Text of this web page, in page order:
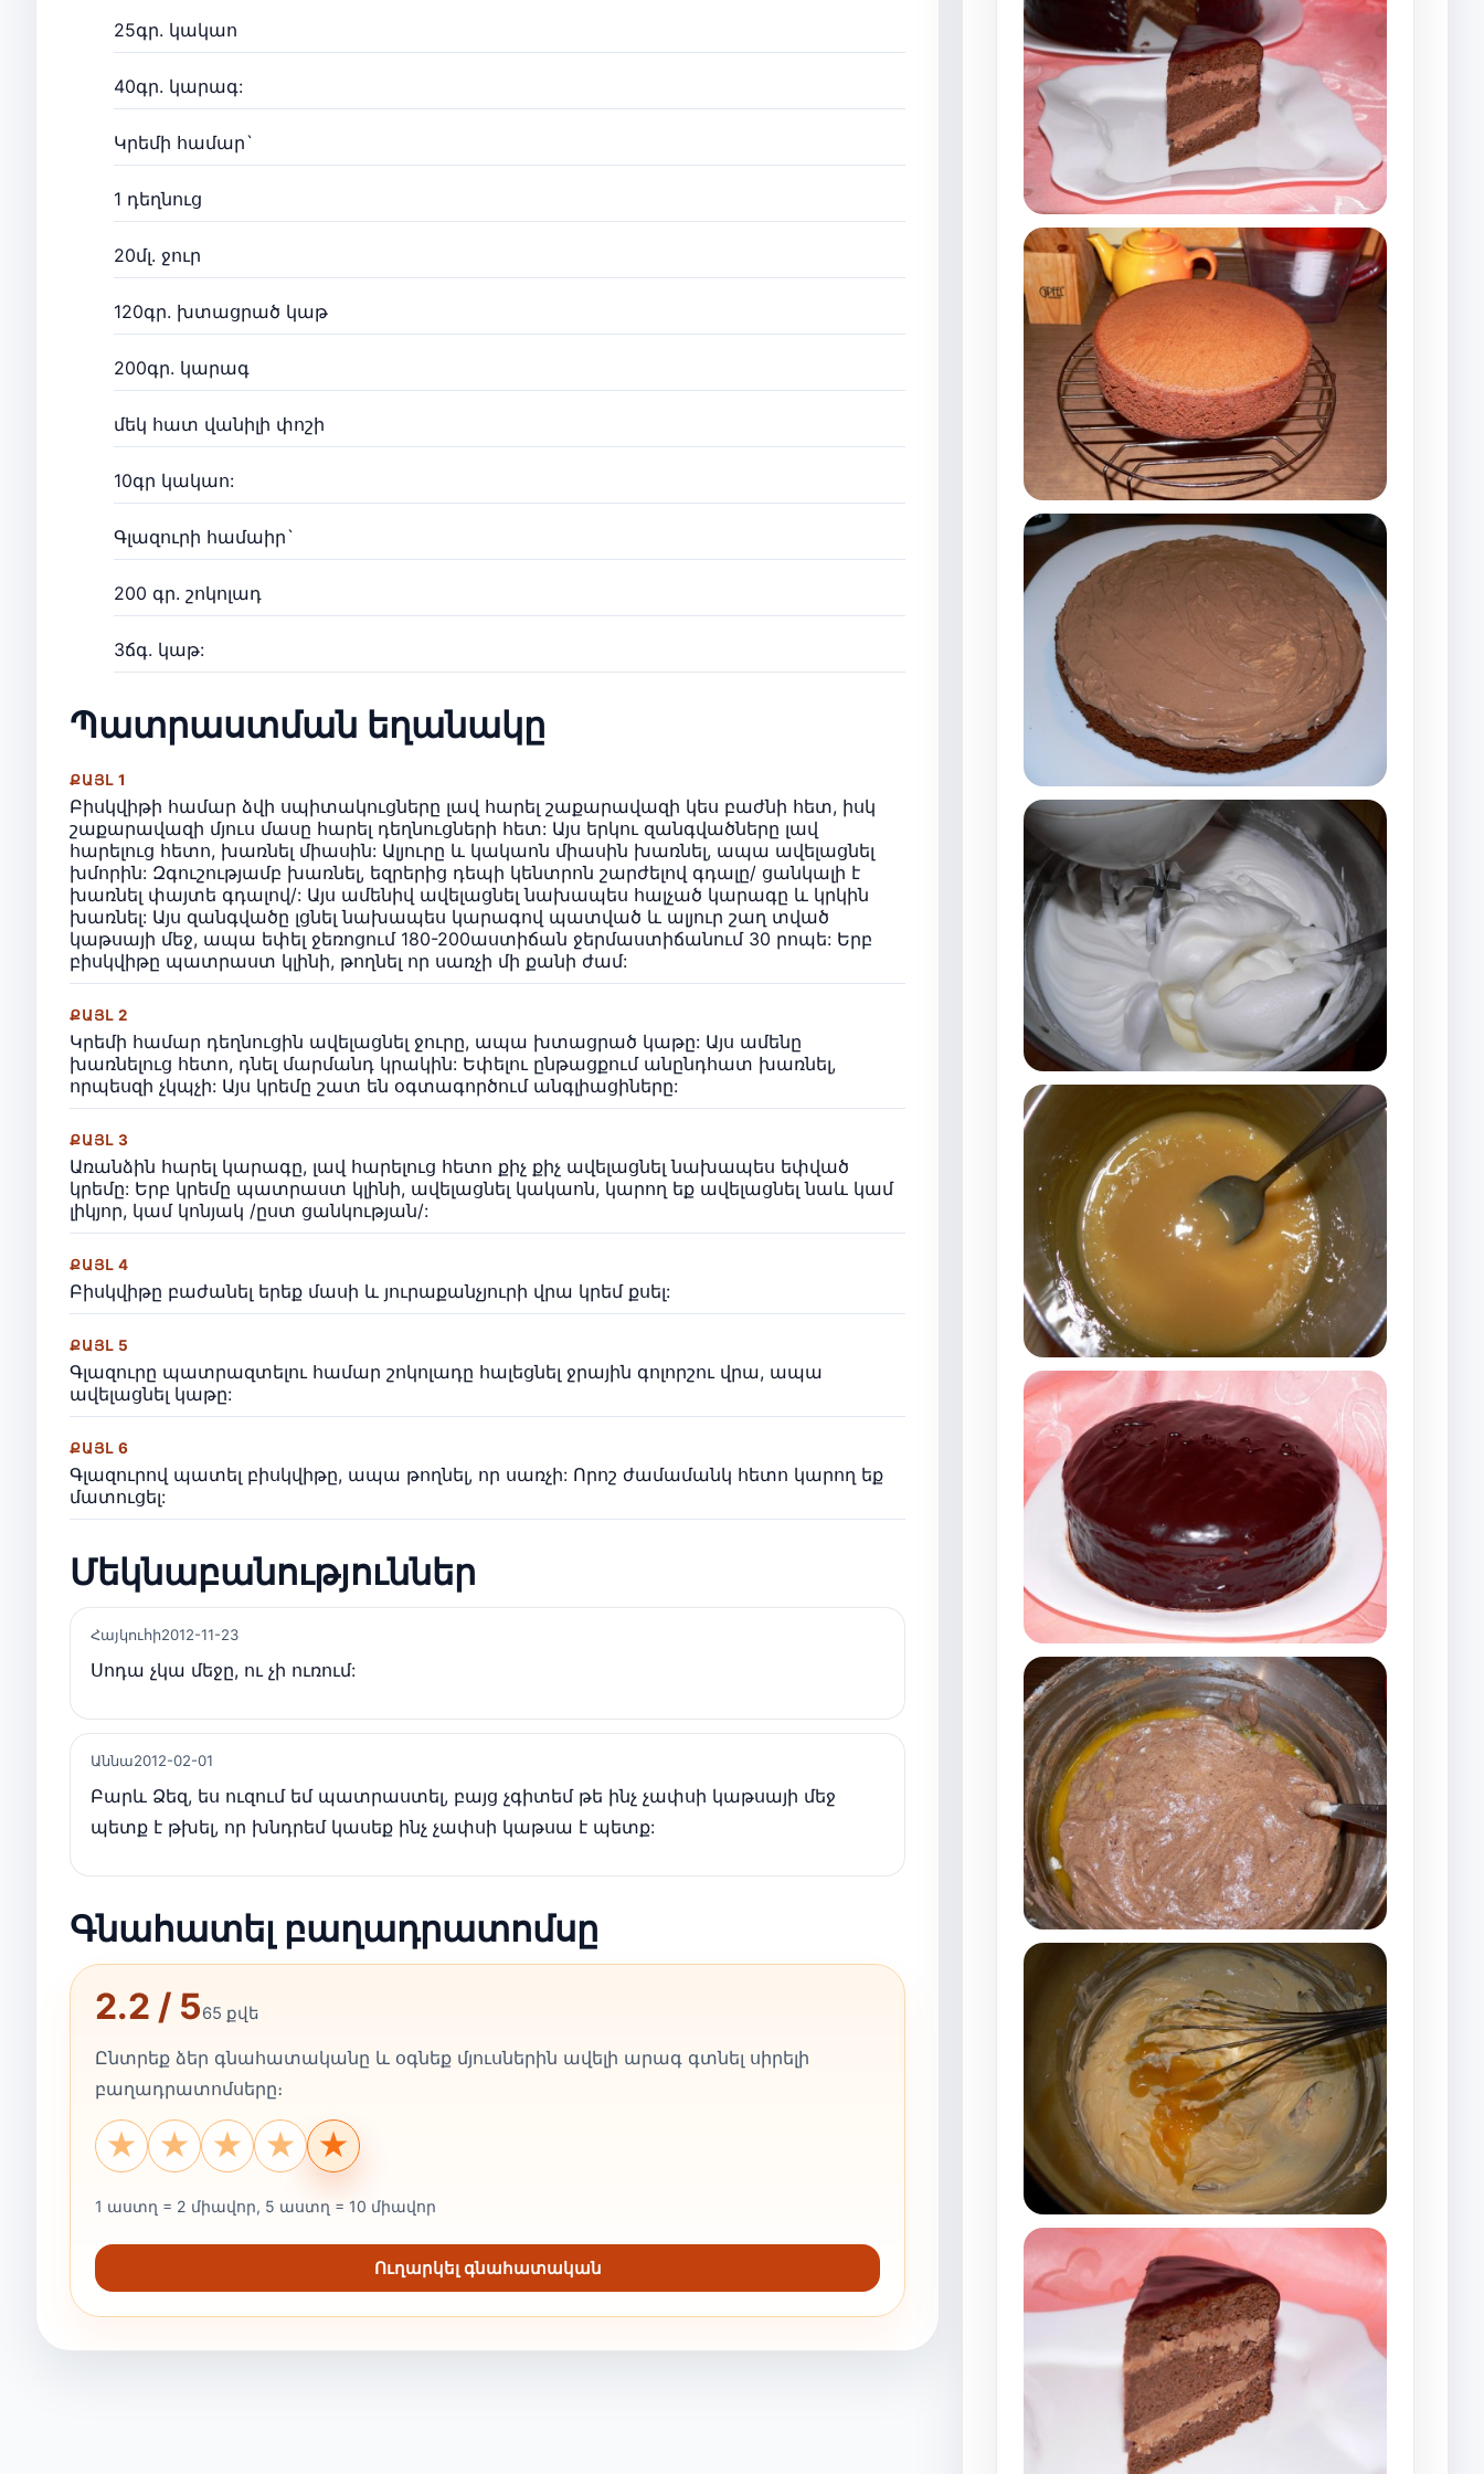
25գր. կակաո
40գր. կարագ:
Կրեմի համար`
1 դեղնուց
20մլ. ջուր
120գր. խտացրած կաթ
200գր. կարագ
մեկ հատ վանիլի փոշի
10գր կակաո:
Գլազուրի համաիր`
200 գր. շոկոլադ
3ճգ. կաթ:
Պատրաստման եղանակը
ՔԱՅԼ 1
Բիսկվիթի համար ձվի սպիտակուցները լավ հարել շաքարավազի կես բաժնի հետ, իսկ
շաքարավազի մյուս մասը հարել դեղնուցների հետ: Այս երկու զանգվածները լավ
հարելուց հետո, խառնել միասին: Ալյուրը և կակաոն միասին խառնել, ապա ավելացնել
խմորին: Զգուշությամբ խառնել, եզրերից դեպի կենտրոն շարժելով գդալը/ ցանկալի է
խառնել փայտե գդալով/: Այս ամենիվ ավելացնել նախապես հալչած կարագը և կրկին
խառնել: Այս զանգվածը լցնել նախապես կարագով պատված և ալյուր շաղ տված
կաթսայի մեջ, ապա եփել ջեռոցում 180-200աստիճան ջերմաստիճանում 30 րոպե: Երբ
բիսկվիթը պատրաստ կլինի, թողնել որ սառչի մի քանի ժամ:
ՔԱՅԼ 2
Կրեմի համար դեղնուցին ավելացնել ջուրը, ապա խտացրած կաթը: Այս ամենը
խառնելուց հետո, դնել մարմանդ կրակին: Եփելու ընթացքում անընդհատ խառնել,
որպեսզի չկպչի: Այս կրեմը շատ են օգտագործում անգլիացիները:
ՔԱՅԼ 3
Առանձին հարել կարագը, լավ հարելուց հետո քիչ քիչ ավելացնել նախապես եփված
կրեմը: Երբ կրեմը պատրաստ կլինի, ավելացնել կակաոն, կարող եք ավելացնել նաև կամ
լիկյոր, կամ կոնյակ /ըստ ցանկության/:
ՔԱՅԼ 4
Բիսկվիթը բաժանել երեք մասի և յուրաքանչյուրի վրա կրեմ քսել:
ՔԱՅԼ 5
Գլազուրը պատրազտելու համար շոկոլադը հալեցնել ջրային գոլորշու վրա, ապա
ավելացնել կաթը:
ՔԱՅԼ 6
Գլազուրով պատել բիսկվիթը, ապա թողնել, որ սառչի: Որոշ ժամամանկ հետո կարող եք
մատուցել:
Մեկնաբանություններ
Հայկուհի2012-11-23
Սոդա չկա մեջը, ու չի ուռում:
Աննա2012-02-01
Բարև Ձեզ, ես ուզում եմ պատրաստել, բայց չգիտեմ թե ինչ չափսի կաթսայի մեջ
պետք է թխել, որ խնդրեմ կասեք ինչ չափսի կաթսա է պետք:
Գնահատել բաղադրատոմսը
2.2 / 565 քվե
Ընտրեք ձեր գնահատականը և օգնեք մյուսներին ավելի արագ գտնել սիրելի
բաղադրատոմսերը։
★
★
★
★
★
1 աստղ = 2 միավոր, 5 աստղ = 10 միավոր
Ուղարկել գնահատական